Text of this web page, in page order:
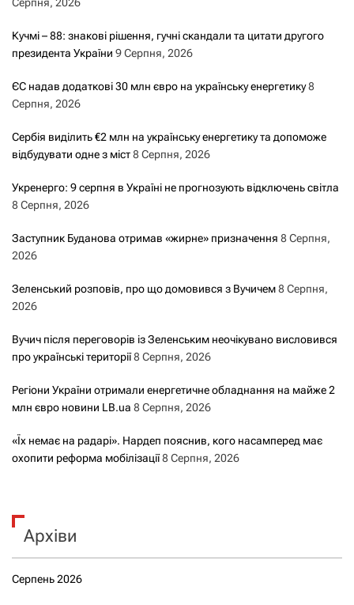
Серпня, 2026
Кучмі – 88: знакові рішення, гучні скандали та цитати другого
президента України 9 Серпня, 2026
ЄС надав додаткові 30 млн євро на українську енергетику8
Серпня, 2026
Сербія виділить €2 млн на українську енергетику та допоможе
відбудувати одне з міст8 Серпня, 2026
Укренерго: 9 серпня в Україні не прогнозують відключень світла
8 Серпня, 2026
Заступник Буданова отримав «жирне» призначення 8 Серпня,
2026
Зеленський розповів, про що домовився з Вучичем8 Серпня,
2026
Вучич після переговорів із Зеленським неочікувано висловився
про українські території8 Серпня, 2026
Регіони України отримали енергетичне обладнання на майже 2
млн євро новини LB.ua 8 Серпня, 2026
«Їх немає на радарі». Нардеп пояснив, кого насамперед має
охопити реформа мобілізації8 Серпня, 2026
Архіви
Серпень 2026